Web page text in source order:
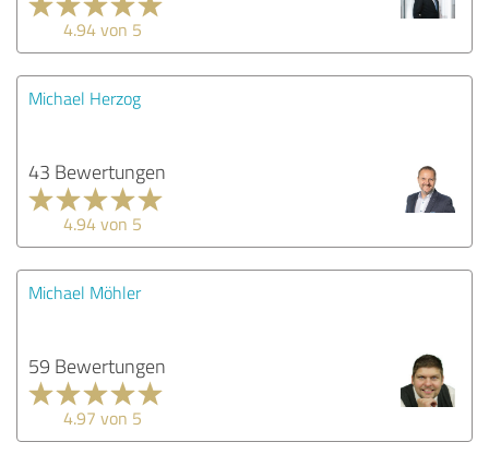
4.94 von 5
Michael Herzog
43 Bewertungen
4.94 von 5
Michael Möhler
59 Bewertungen
4.97 von 5